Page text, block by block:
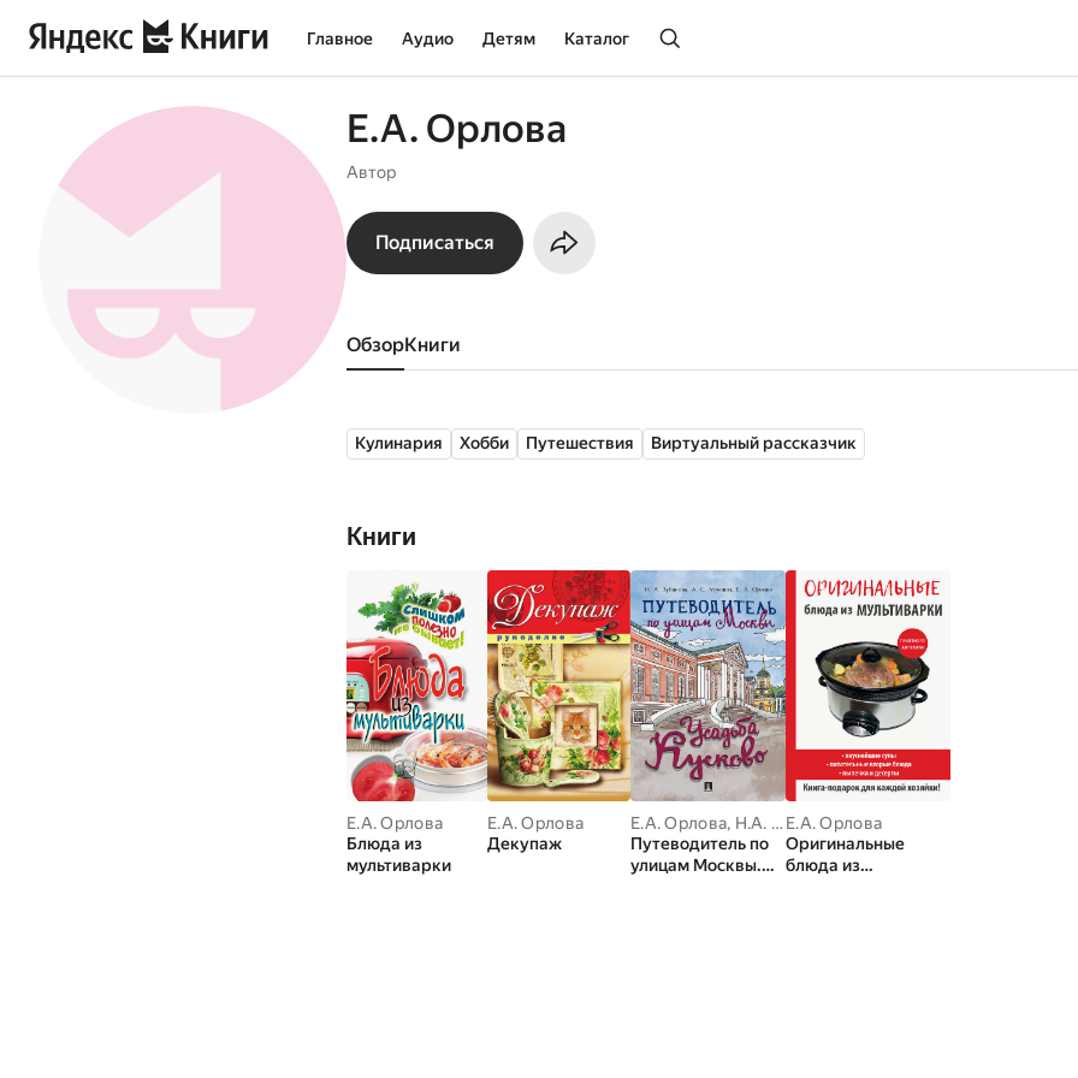
Главное Аудио Детям Каталог
Е.А. Орлова
Автор
Подписаться
Обзор книги
Кулинария Хобби Путешествия Виртуальный рассказчик
Книги
Е.А. Орлова
Блюда из
мультиварки
Е.А. Орлова
Декупаж
Е.А. Орлова, Н.А. Зубанова ,Н.А. Муковоз
Путеводитель по
улицам Москвы.
Е.А. Орлова
Оригинальные
блюда из